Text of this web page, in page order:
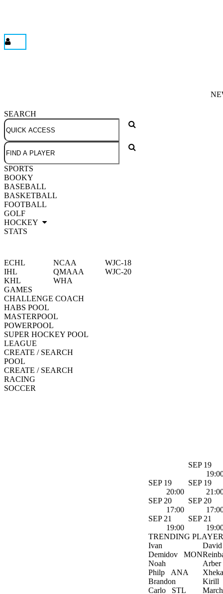
SEARCH
SPORTS
BOOKY
BASEBALL
BASKETBALL
FOOTBALL
GOLF
HOCKEY
STATS
ECHL
IHL
KHL
NCAA
QMAAA
WHA
WJC-18
WJC-20
GAMES
CHALLENGE COACH
HABS POOL
MASTERPOOL
POWERPOOL
SUPER HOCKEY POOL
LEAGUE
CREATE / SEARCH
POOL
CREATE / SEARCH
RACING
SOCCER
SEP 19
SEP 19
20:00
SEP 19
SEP 20
17:00
SEP 20
SEP 21
19:00
SEP 21
TRENDING
Ivan
Demidov MON
Noah
Philp ANA
Brandon
Carlo STL
David
Arber
Kirill